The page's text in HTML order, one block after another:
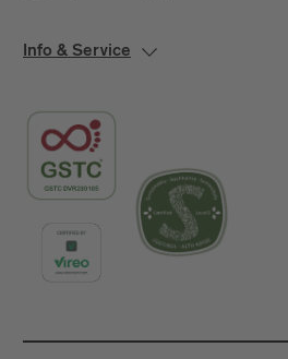
Info & Service